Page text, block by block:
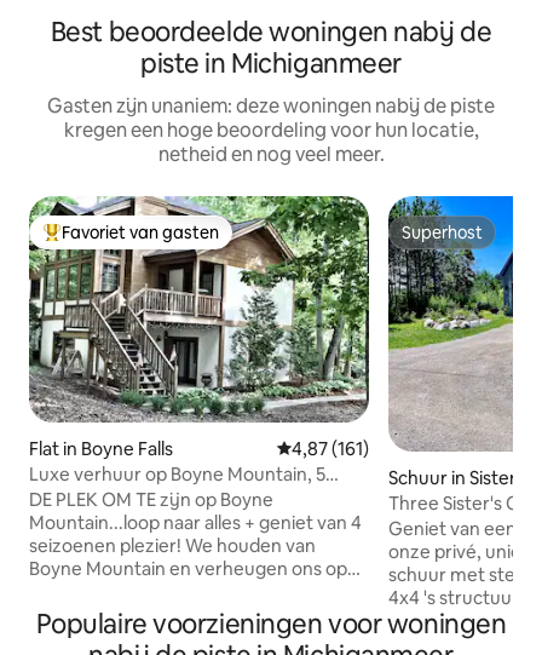
Best beoordeelde woningen nabij de
piste in Michiganmeer
Gasten zijn unaniem: deze woningen nabij de piste
kregen een hoge beoordeling voor hun locatie,
netheid en nog veel meer.
Topfavoriet van gasten
Favoriet van gasten
Flat in Boyne Falls Gemiddelde beoordeling van
4,87 (161)
Luxe verhuur op Boyne Mountain, 5
slaapkamers/4 badkamers
DE PLEK OM TE zijn op Boyne
Mountain...loop naar alles + geniet van 4
seizoenen plezier! We houden van
Boyne Mountain en verheugen ons op
huis met u. Ons 5 slaapkamer/4
badkamer (geschikt voor 20!)
Superhost
Superhost
Schuur in Sister
Three Sister's
Geniet van een
onze privé,
schuur met
4x4 's structuur
de vernieuwing
uit. Een
Populaire voorzieningen voor woningen